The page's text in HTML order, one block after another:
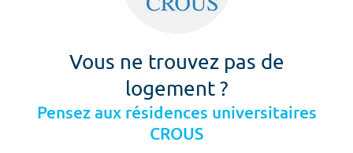
Vous ne trouvez pas de
logement ?
Pensez aux résidences universitaires
CROUS